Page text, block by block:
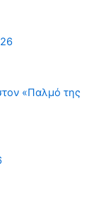
«Παλμό της